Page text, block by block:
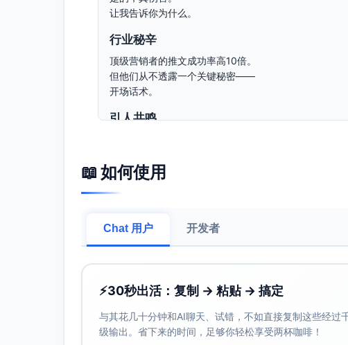
让我告诉你为什么。
行业秘辛
顶级营销者的推文成功率高10倍。
但他们从不透露一个关键秘密——
开场话术。
引人共鸣
我知道你的痛苦，解决方法就在这里。
违背直觉
其实，大多数 "好开头" 反而在拖后腿。
这里是更好的方法。
三年前，我的推文没人阅读。
我试过无数开场，完全失败。
直到我发现这个方法。
📖 如何使用
Chat 用户 开发者
⚡30秒出活：复制 → 粘贴 → 搞定
与其花几十分钟和AI聊天、试错，不如直接复制这些经
级输出。省下来的时间，足够你轻松享受两杯咖啡！